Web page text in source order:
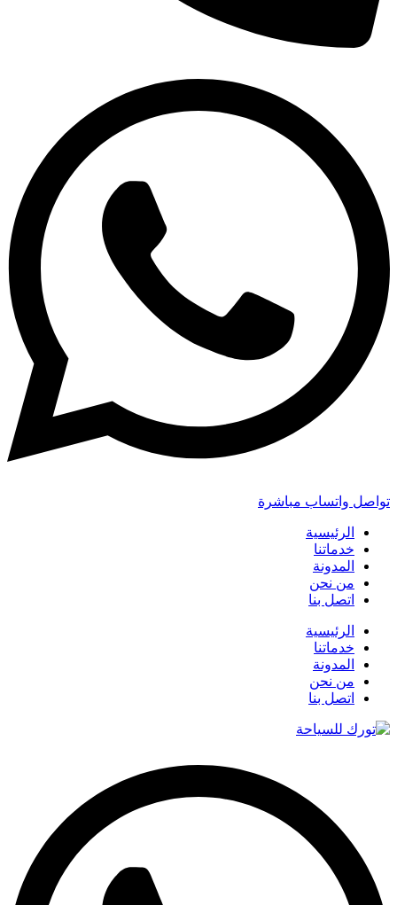
تواصل واتساب مباشرة
الرئيسية
خدماتنا
المدونة
من نحن
اتصل بنا
الرئيسية
خدماتنا
المدونة
من نحن
اتصل بنا